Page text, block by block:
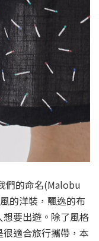
們的命名(Malobu
的洋裝，飄逸的布
要出遊。除了風格
適合旅行攜帶，本